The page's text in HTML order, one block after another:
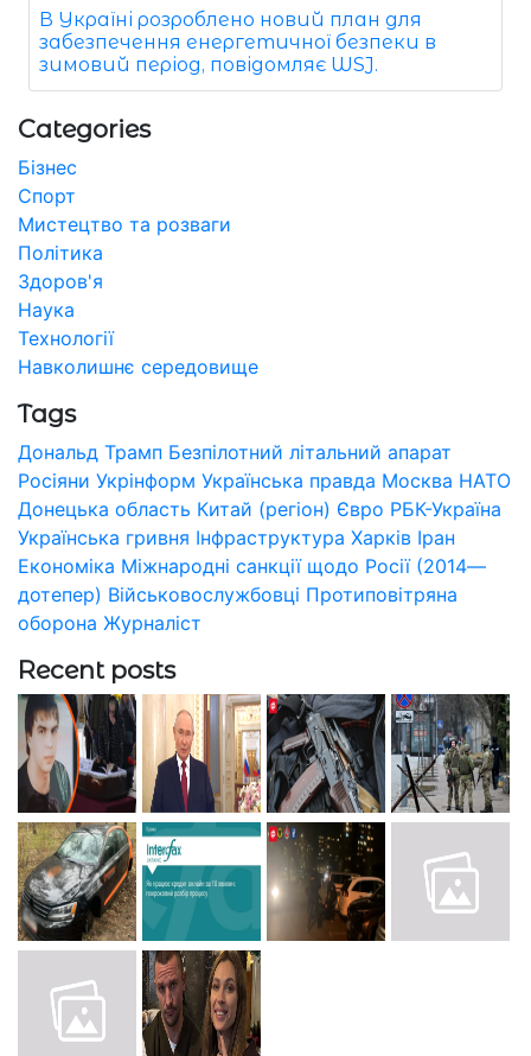
В Україні розроблено новий план для
забезпечення енергетичної безпеки в
зимовий період, повідомляє WSJ.
Categories
Бізнес
Спорт
Мистецтво та розваги
Політика
Здоров'я
Наука
Технології
Навколишнє середовище
Tags
Дональд Трамп Безпілотний літальний апарат
Росіяни Укрінформ Українська правда Москва НАТО
Донецька область Китай (регіон) Євро РБК-Україна
Українська гривня Інфраструктура Харків Іран
Економіка Міжнародні санкції щодо Росії (2014—
дотепер) Військовослужбовці Протиповітряна
оборона Журналіст
Recent posts